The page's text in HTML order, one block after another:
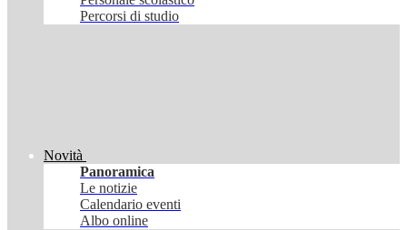
Percorsi di studio
Novità
Panoramica
Le notizie
Calendario eventi
Albo online